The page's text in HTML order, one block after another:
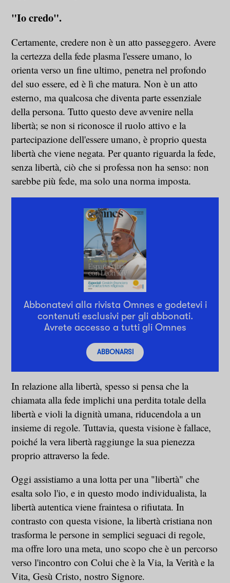
"Io credo".
Certamente, credere non è un atto passeggero. Avere
la certezza della fede plasma l'essere umano, lo
orienta verso un fine ultimo, penetra nel profondo
del suo essere, ed è lì che matura. Non è un atto
esterno, ma qualcosa che diventa parte essenziale
della persona. Tutto questo deve avvenire nella
libertà; se non si riconosce il ruolo attivo e la
partecipazione dell'essere umano, è proprio questa
libertà che viene negata. Per quanto riguarda la fede,
senza libertà, ciò che si professa non ha senso: non
sarebbe più fede, ma solo una norma imposta.
Abbonatevi alla rivista Omnes e godetevi i
contenuti esclusivi per gli abbonati.
Avrete accesso a tutti gli Omnes
ABBONARSI
In relazione alla libertà, spesso si pensa che la
chiamata alla fede implichi una perdita totale della
libertà e violi la dignità umana, riducendola a un
insieme di regole. Tuttavia, questa visione è fallace,
poiché la vera libertà raggiunge la sua pienezza
proprio attraverso la fede.
Oggi assistiamo a una lotta per una "libertà" che
esalta solo l'io, e in questo modo individualista, la
libertà autentica viene fraintesa o rifiutata. In
contrasto con questa visione, la libertà cristiana non
trasforma le persone in semplici seguaci di regole,
ma offre loro una meta, uno scopo che è un percorso
verso l'incontro con Colui che è la Via, la Verità e la
Vita, Gesù Cristo, nostro Signore.